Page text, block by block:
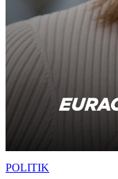
POLITIK